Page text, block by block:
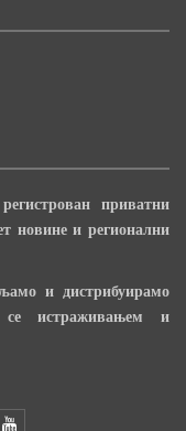
приватни
новине и регионални
и дистрибуирамо
се истраживањем и